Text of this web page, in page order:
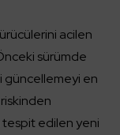
acilen
sürümde
güncellemeyi en
tespit edilen yeni